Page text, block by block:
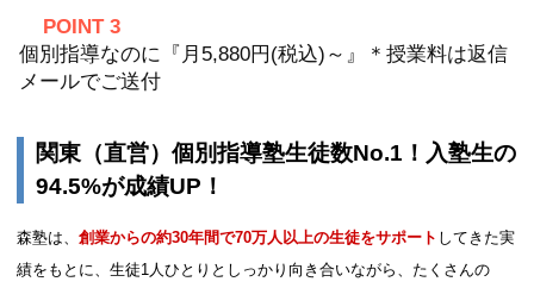
POINT 3
個別指導なのに『月5,880円(税込)～』＊授業料は返信
メールでご送付
関東（直営）個別指導塾生徒数No.1！入塾生の
94.5%が成績UP！
森塾は、 創業からの約30年間で70万人以上の生徒をサポート してきた実
績をもとに、生徒1人ひとりとしっかり向き合いながら、たくさんの